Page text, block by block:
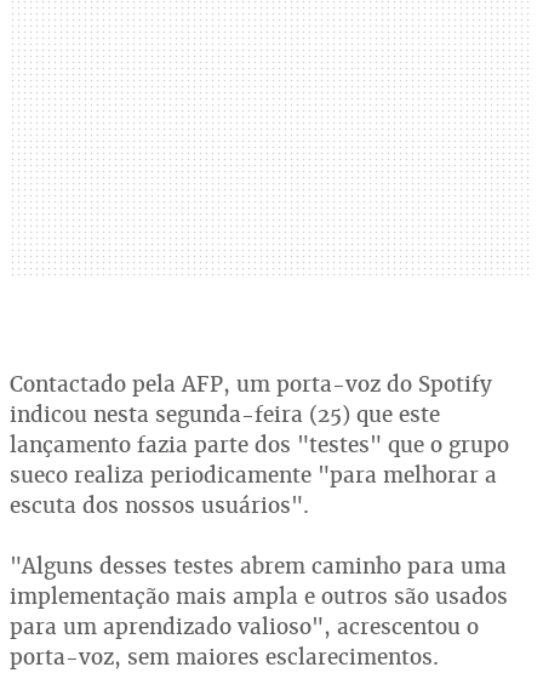
Contactado pela AFP, um porta-voz do Spotify
indicou nesta segunda-feira (25) que este
lançamento fazia parte dos "testes" que o grupo
sueco realiza periodicamente "para melhorar a
escuta dos nossos usuários".
"Alguns desses testes abrem caminho para uma
implementação mais ampla e outros são usados
para um aprendizado valioso", acrescentou o
porta-voz, sem maiores esclarecimentos.